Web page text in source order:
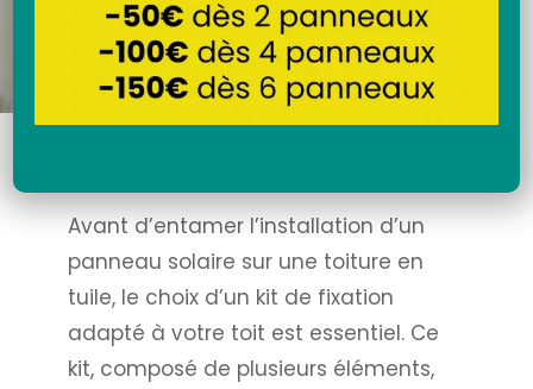
Avant d’entamer l’installation d’un
panneau solaire sur une toiture en
tuile, le choix d’un kit de fixation
adapté à votre toit est essentiel. Ce
kit, composé de plusieurs éléments,